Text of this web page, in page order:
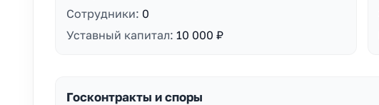
Сотрудники: 0
Уставный капитал: 10 000 ₽
Госконтракты и споры